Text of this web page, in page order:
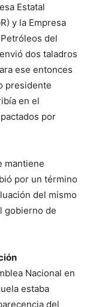
Estatal
y la Empresa
del
dos taladros
ese entonces
presidente
en el
por
mantiene
por un término
del mismo
gobierno de
Nacional en
estaba
del